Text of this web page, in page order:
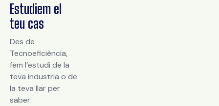
Estudiem el
teu cas
Des de
Tecnoeficiència,
fem l’estudi de la
teva industria o de
la teva llar per
saber: